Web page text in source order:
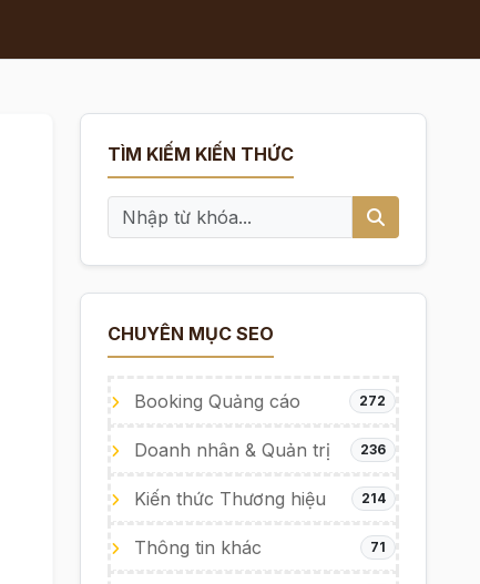
TÌM KIẾM KIẾN THỨC
CHUYÊN MỤC SEO
Booking Quảng cáo 272
Doanh nhân & Quản trị 236
Kiến thức Thương hiệu 214
Thông tin khác 71